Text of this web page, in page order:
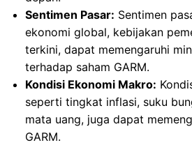
Sentimen Pasar: Sentimen
ekonomi global, kebijakan
terkini, dapat memengaruhi
terhadap saham GARM.
Kondisi Ekonomi Makro:
seperti tingkat inflasi, suku
mata uang, juga dapat
GARM.